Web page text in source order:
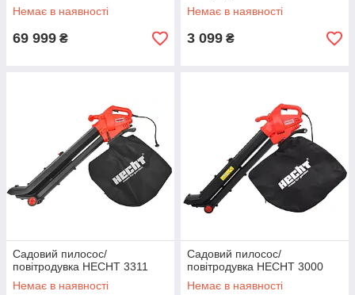
Немає в наявності
69 999 ₴
Немає в наявності
3 099 ₴
Садовий пилосос/
повітродувка HECHT 3311
Немає в наявності
Садовий пилосос/
повітродувка HECHT 3000
Немає в наявності